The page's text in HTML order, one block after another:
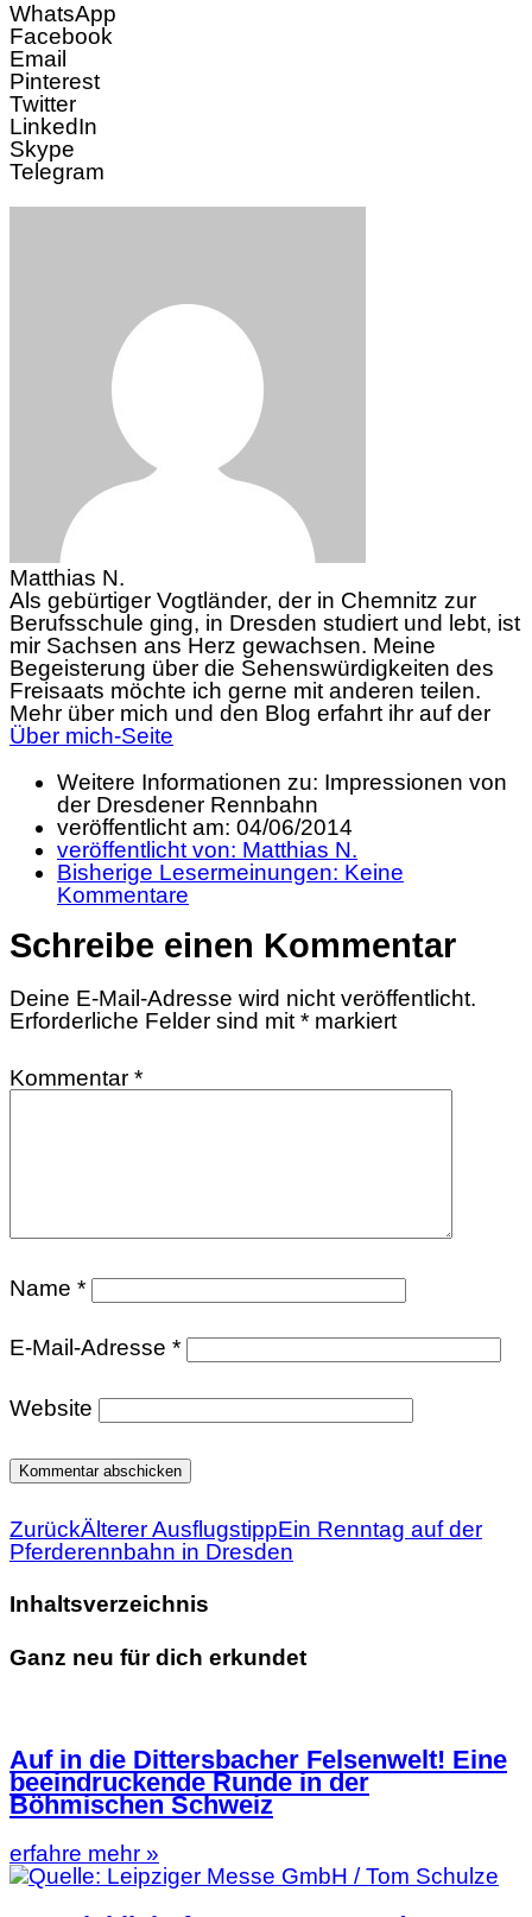
WhatsApp
Facebook
Email
Pinterest
Twitter
LinkedIn
Skype
Telegram
Matthias N.
Als gebürtiger Vogtländer, der in Chemnitz zur
Berufsschule ging, in Dresden studiert und lebt, ist
mir Sachsen ans Herz gewachsen. Meine
Begeisterung über die Sehenswürdigkeiten des
Freisaats möchte ich gerne mit anderen teilen.
Mehr über mich und den Blog erfahrt ihr auf der
Über mich-Seite
Weitere Informationen zu: Impressionen von
der Dresdener Rennbahn
veröffentlicht am: 04/06/2014
veröffentlicht von: Matthias N.
Bisherige Lesermeinungen: Keine
Kommentare
Schreibe einen Kommentar
Deine E-Mail-Adresse wird nicht veröffentlicht.
Erforderliche Felder sind mit * markiert
Kommentar *
Name *
E-Mail-Adresse *
Website
ZurückÄlterer AusflugstippEin Renntag auf der
Pferderennbahn in Dresden
Inhaltsverzeichnis
Ganz neu für dich erkundet
Auf in die Dittersbacher Felsenwelt! Eine
beeindruckende Runde in der
Böhmischen Schweiz
erfahre mehr »